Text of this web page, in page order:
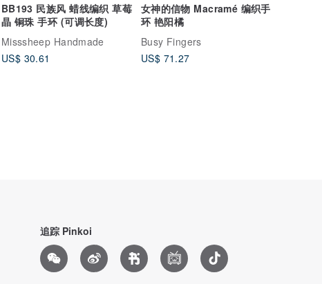
BB193 民族风 蜡线编织 草莓
晶 铜珠 手环 (可调长度)
Misssheep Handmade
US$ 30.61
女神的信物 Macramé 编织手
环 艳阳橘
Busy Fingers
US$ 71.27
追踪 Pinkoi